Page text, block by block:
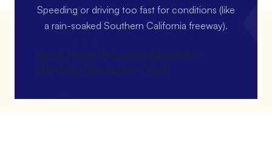
Speeding or driving too fast for conditions (like
a rain-soaked Southern California freeway).
[gravityform id=4 name=Newsletter
title=false description=false]